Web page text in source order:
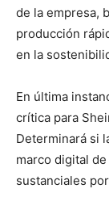
de la empresa,
producción
en la
En última
crítica para
Determinará si
marco digital
sustanciales